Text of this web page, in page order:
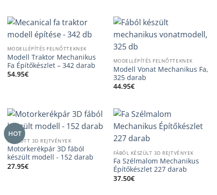
MODELLÉPÍTÉS FELNŐTTEKNEK
Modell Traktor Mechanikus
Fa Építőkészlet – 342 darab
54.95€
MODELLÉPÍTÉS FELNŐTTEKNEK
Modell Vonat Mechanikus Fa,
325 darab
44.95€
HOT
FELNŐTT 3D REJTVÉNYEK
Motorkerékpár 3D fából
készült modell - 152 darab
27.95€
FÁBÓL KÉSZÜLT 3D REJTVÉNYEK
Fa Szélmalom Mechanikus
Építőkészlet 227 darab
37.50€